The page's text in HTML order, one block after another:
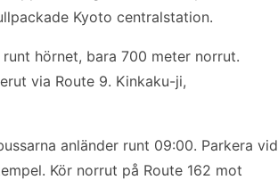
Kyoto centralstation.
hörnet, bara 700 meter norrut.
via Route 9. Kinkaku-ji,
anländer runt 09:00. Parkera vid
Kör norrut på Route 162 mot